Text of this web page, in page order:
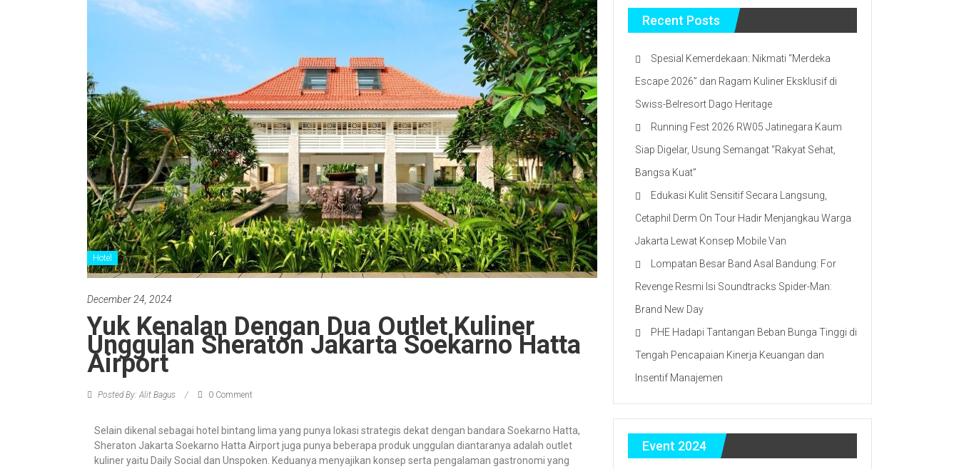
Hotel
December 24, 2024
Yuk Kenalan Dengan Dua Outlet Kuliner
Unggulan Sheraton Jakarta Soekarno Hatta
Airport
Posted By: Alit Bagus 0 Comment
Selain dikenal sebagai hotel bintang lima yang punya lokasi strategis dekat dengan bandara Soekarno Hatta,
Sheraton Jakarta Soekarno Hatta Airport juga punya beberapa produk unggulan diantaranya adalah outlet
kuliner yaitu Daily Social dan Unspoken. Keduanya menyajikan konsep serta pengalaman gastronomi yang
Recent Posts
Spesial Kemerdekaan: Nikmati “Merdeka
Escape 2026” dan Ragam Kuliner Eksklusif di
Swiss-Belresort Dago Heritage
Running Fest 2026 RW05 Jatinegara Kaum
Siap Digelar, Usung Semangat “Rakyat Sehat,
Bangsa Kuat”
Edukasi Kulit Sensitif Secara Langsung,
Cetaphil Derm On Tour Hadir Menjangkau Warga
Jakarta Lewat Konsep Mobile Van
Lompatan Besar Band Asal Bandung: For
Revenge Resmi Isi Soundtracks Spider-Man:
Brand New Day
PHE Hadapi Tantangan Beban Bunga Tinggi di
Tengah Pencapaian Kinerja Keuangan dan
Insentif Manajemen
Event 2024